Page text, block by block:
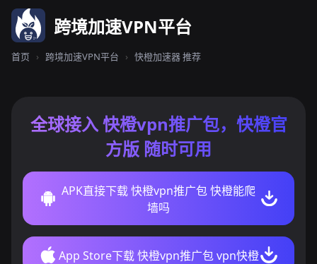
跨境加速VPN平台
首页 › 跨境加速VPN平台 › 快橙加速器 推荐
全球接入 快橙vpn推广包，快橙官
方版 随时可用
APK直接下载 快橙vpn推广包 快橙能爬
墙吗
App Store下载 快橙vpn推广包 vpn快橙